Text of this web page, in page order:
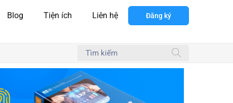
Blog Tiện ích Liên hệ Đăng ký